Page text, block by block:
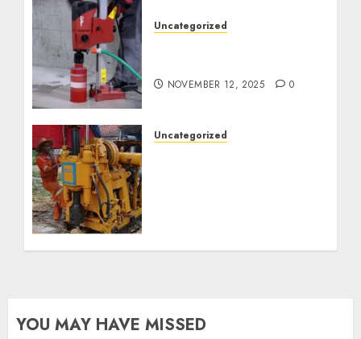
Uncategorized
NOVEMBER 12, 2025 0
Uncategorized
YOU MAY HAVE MISSED